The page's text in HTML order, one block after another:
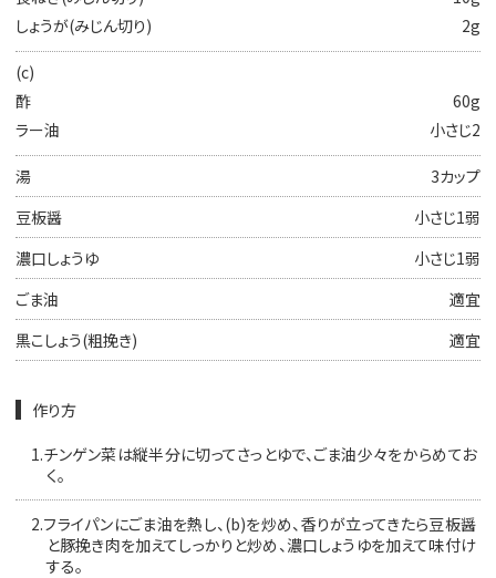
しょうが(みじん切り)
2g
(c)
酢
60g
ラー油
小さじ2
湯
3カップ
豆板醤
小さじ1弱
濃口しょうゆ
小さじ1弱
ごま油
適宜
黒こしょう(粗挽き)
適宜
作り方
1.チンゲン菜は縦半分に切ってさっとゆで、ごま油少々をからめてお
く。
2.フライパンにごま油を熱し、(b)を炒め、香りが立ってきたら豆板醤
と豚挽き肉を加えてしっかりと炒め、濃口しょうゆを加えて味付け
する。